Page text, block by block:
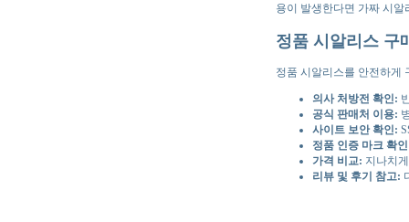
용이 발생한다면 가짜 시
정품 시알리스 구
정품 시알리스를 안전하게
의사 처방전 확인:
공식 판매처 이용:
사이트 보안 확인:
정품 인증 마크 확
가격 비교: 지나치
리뷰 및 후기 참고: